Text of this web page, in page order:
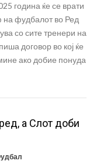
година ќе се врати
на фудбалот во Ред
со сите тренери на
договор во кој ќе
ако добие понуда
а Слот доби